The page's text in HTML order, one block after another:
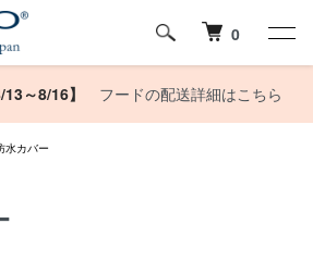
0
～8/16】 フードの配送詳細はこちら
水カバー